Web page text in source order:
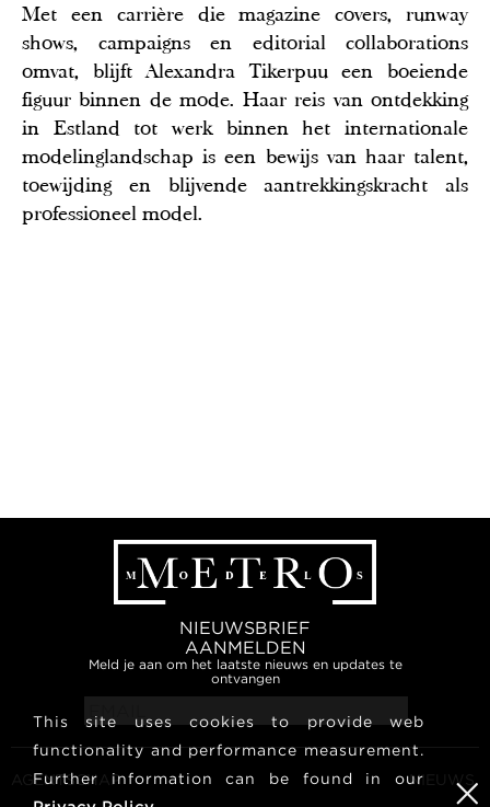
Met een carrière die magazine covers, runway
shows, campaigns en editorial collaborations
omvat, blijft Alexandra Tikerpuu een boeiende
figuur binnen de mode. Haar reis van ontdekking
in Estland tot werk binnen het internationale
modelinglandschap is een bewijs van haar talent,
toewijding en blijvende aantrekkingskracht als
professioneel model.
NIEUWSBRIEF
AANMELDEN
Meld je aan om het laatste nieuws en updates te
ontvangen
AGENTSCHAP NIEUWS
This site uses cookies to provide web
functionality and performance measurement.
Further information can be found in our